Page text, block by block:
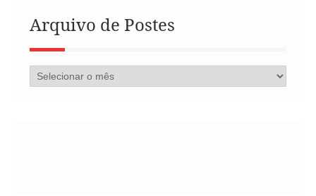
Arquivo de Postes
Arquivo
de